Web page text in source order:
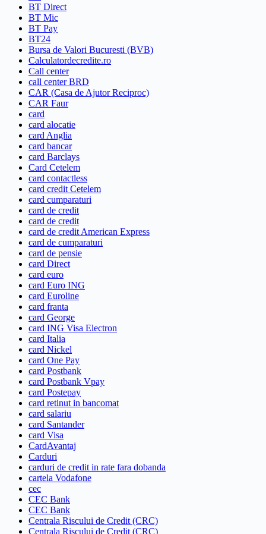
BT Direct
BT Mic
BT Pay
BT24
Bursa de Valori Bucuresti (BVB)
Calculatordecredite.ro
Call center
call center BRD
CAR (Casa de Ajutor Reciproc)
CAR Faur
card
card alocatie
card Anglia
card bancar
card Barclays
Card Cetelem
card contactless
card credit Cetelem
card cumparaturi
card de credit
card de credit
card de credit American Express
card de cumparaturi
card de pensie
card Direct
card euro
card Euro ING
card Euroline
card franta
card George
card ING Visa Electron
card Italia
card Nickel
card One Pay
card Postbank
card Postbank Vpay
card Postepay
card retinut in bancomat
card salariu
card Santander
card Visa
CardAvantaj
Carduri
carduri de credit in rate fara dobanda
cartela Vodafone
cec
CEC Bank
CEC Bank
Centrala Riscului de Credit (CRC)
Centrala Riscului de Credit (CRC)